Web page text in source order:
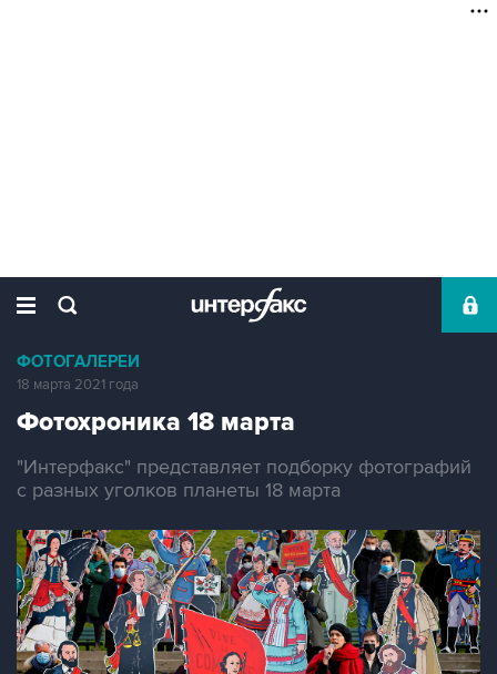
ФОТОГАЛЕРЕИ
18 марта 2021 года
Фотохроника 18 марта
"Интерфакс" представляет подборку фотографий
с разных уголков планеты 18 марта